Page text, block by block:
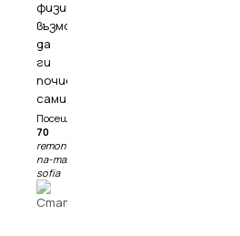
физическа
възможност
да
ги
почистят
сами.
Посещения:
70
remonta.bgpochistvane-
na-mazeta-i-tavani-
sofia